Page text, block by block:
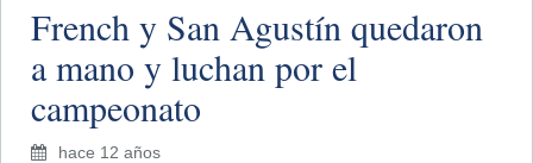
French y San Agustín quedaron
a mano y luchan por el
campeonato
hace 12 años